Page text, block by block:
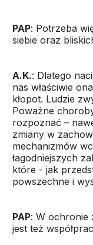
PAP: Potrzeba
siebie oraz
A.K.: Dlatego
nas właściwie
kłopot. Ludzie
Poważne
rozpoznać –
zmiany w
mechanizmów
łagodniejszych
które - jak
powszechne i
PAP: W ochronie
jest też